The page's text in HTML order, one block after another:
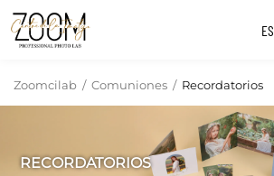
ES
Zoomcilab / Comuniones / Recordatorios
RECORDATORIOS